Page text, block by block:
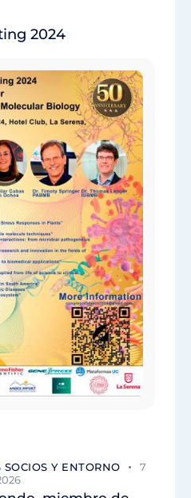
2024
SOCIOS Y ENTORNO
7